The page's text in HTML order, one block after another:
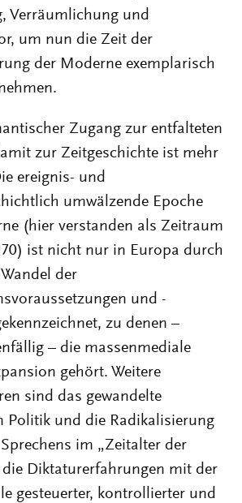
Verräumlichung und
um nun die Zeit der
der Moderne exemplarisch
Zugang zur entfalteten
zur Zeitgeschichte ist mehr
ereignis- und
umwälzende Epoche
(hier verstanden als Zeitraum
ist nicht nur in Europa durch
der
und -
zu denen –
– die massenmediale
gehört. Weitere
sind das gewandelte
Politik und die Radikalisierung
im „Zeitalter der
die Diktaturerfahrungen mit der
gesteuerter, kontrollierter und